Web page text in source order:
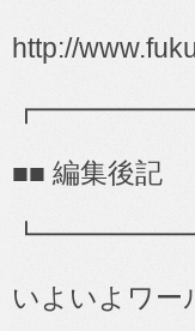
http://
■■ 編集後記
いよいよワー